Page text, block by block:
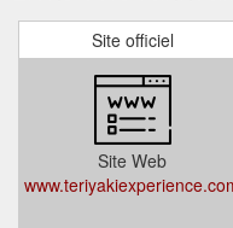
Site officiel
Site Web